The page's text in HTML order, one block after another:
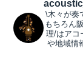
\木々が奏
もちろん
理/はアコ
や地域情